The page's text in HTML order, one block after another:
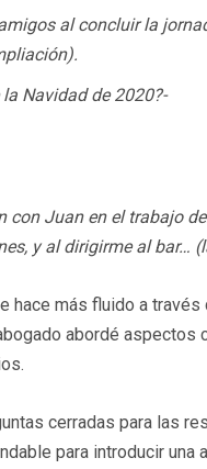
al concluir la
Navidad de 2020?-
con Juan en el trabajo
y al dirigirme al bar…
más fluido a
abordé
cerradas para las
para introducir